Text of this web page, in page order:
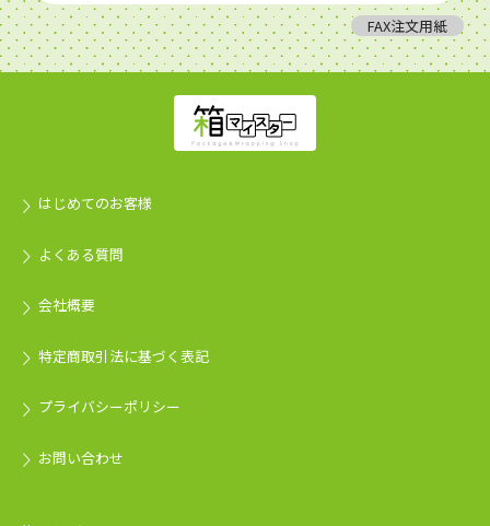
FAX注文用紙
はじめてのお客様
よくある質問
会社概要
特定商取引法に基づく表記
プライバシーポリシー
お問い合わせ